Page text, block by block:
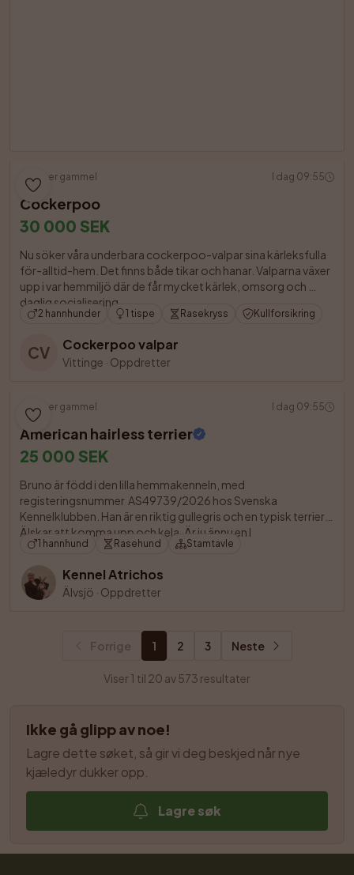
6 uker gammel I dag 09:55
Cockerpoo
30 000 SEK
Nu söker våra underbara cockerpoo-valpar sina kärleksfulla
för-alltid-hem. Det finns både tikar och hanar. Valparna växer
upp i var hemmiljö där de får mycket kärlek, omsorg och
daglig socialisering.
2 hannhunder 1 tispe Rasekryss Kullforsikring
CV Cockerpoo valpar
Vittinge · Oppdretter
11 uker gammel I dag 09:55
American hairless terrier
25 000 SEK
Bruno är född i den lilla hemmakenneln, med
registeringsnummer  AS49739/2026 hos Svenska
Kennelklubben. Han är en riktig gullegris och en typisk terrier.
Älskar att komma upp och kela. Är ju ännu en l
1 hannhund Rasehund Stamtavle
Kennel Atrichos
Älvsjö · Oppdretter
Forrige 1 2 3 Neste
Viser 1 til 20 av 573 resultater
Ikke gå glipp av noe!
Lagre dette søket, så gir vi deg beskjed når nye
kjæledyr dukker opp.
Lagre søk